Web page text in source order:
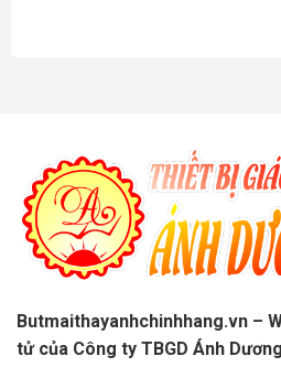
Butmaithayanhchinhhang.vn –
tử của Công ty TBGD Ánh Dương